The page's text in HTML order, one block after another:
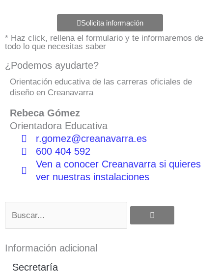
Solicita información
* Haz click, rellena el formulario y te informaremos de
todo lo que necesitas saber
¿Podemos ayudarte?
Orientación educativa de las carreras oficiales de
diseño en Creanavarra
Rebeca Gómez
Orientadora Educativa
r.gomez@creanavarra.es
600 404 592
Ven a conocer Creanavarra si quieres
ver nuestras instalaciones
Información adicional
Secretaría